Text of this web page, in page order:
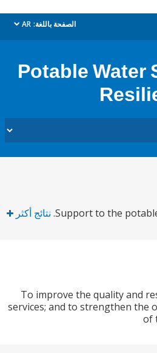
الصفحة باللغة: AR
dropdown
Potable
Support to the نتائج أكثر
To improve the
services; and to